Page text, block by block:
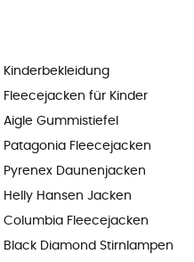
Kinderbekleidung
Fleecejacken für Kinder
Aigle Gummistiefel
Patagonia Fleecejacken
Pyrenex Daunenjacken
Helly Hansen Jacken
Columbia Fleecejacken
Black Diamond Stirnlampen